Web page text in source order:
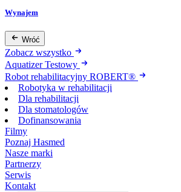
Wynajem
Wróć
Zobacz wszystko
Aquatizer Testowy
Robot rehabilitacyjny ROBERT®
Robotyka w rehabilitacji
Dla rehabilitacji
Dla stomatologów
Dofinansowania
Filmy
Poznaj Hasmed
Nasze marki
Partnerzy
Serwis
Kontakt